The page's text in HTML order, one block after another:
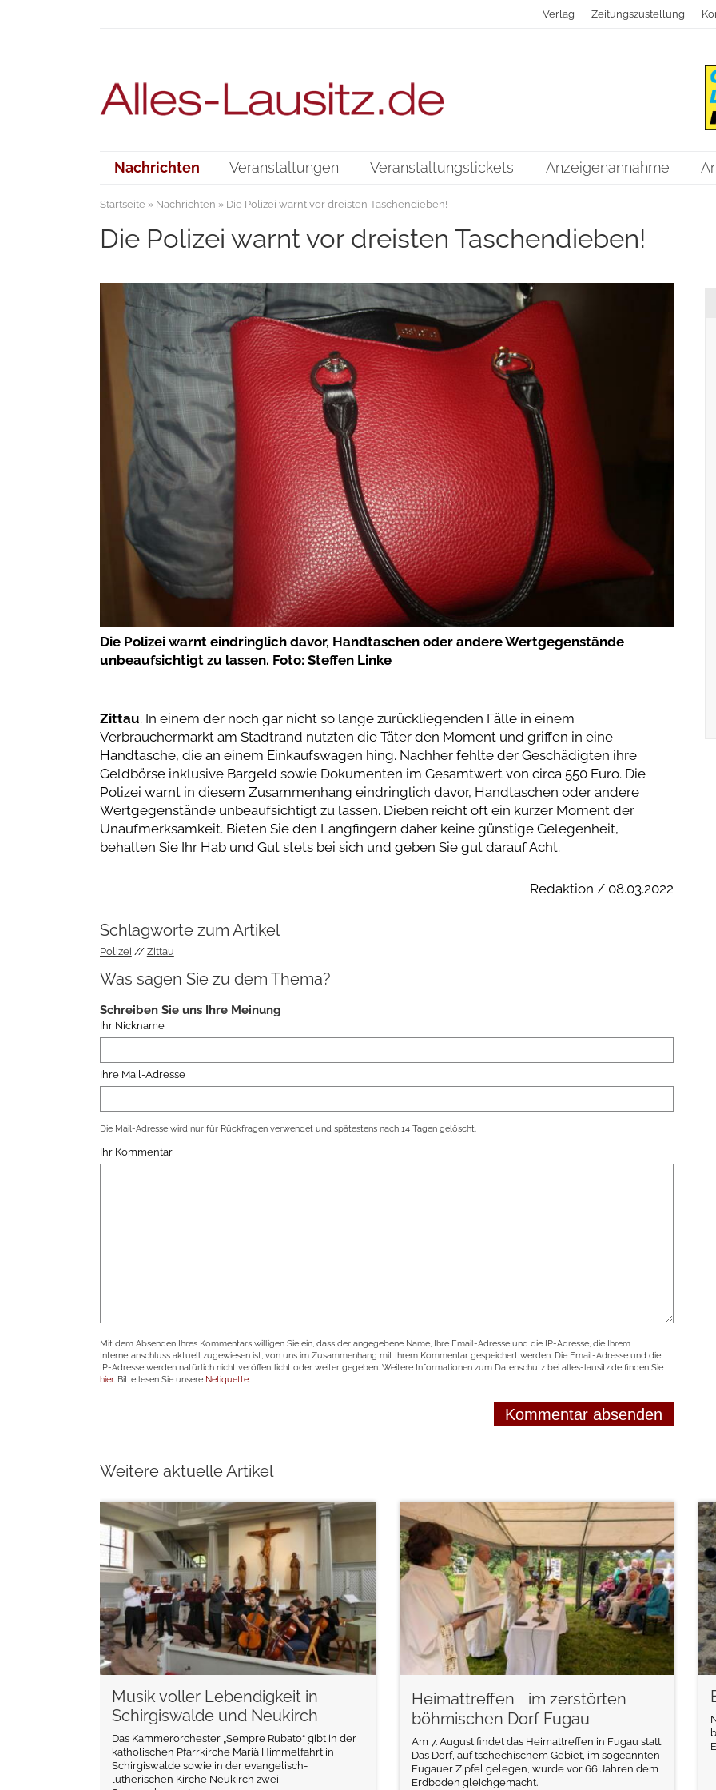
Verlag Zeitungszustellung
Nachrichten Veranstaltungen Veranstaltungstickets Anzeigenannahme
Startseite» Nachrichten » Die Polizei warnt vor dreisten Taschendieben!
Die Polizei warnt vor dreisten Taschendieben!
Die Polizei warnt eindringlich davor, Handtaschen oder andere Wertgegenstände
unbeaufsichtigt zu lassen. Foto: Steffen Linke
Zittau. In einem der noch gar nicht so lange zurückliegenden Fälle in einem
Verbrauchermarkt am Stadtrand nutzten die Täter den Moment und griffen in eine
Handtasche, die an einem Einkaufswagen hing. Nachher fehlte der Geschädigten ihre
Geldbörse inklusive Bargeld sowie Dokumenten im Gesamtwert von circa 550 Euro. Die
Polizei warnt in diesem Zusammenhang eindringlich davor, Handtaschen oder andere
Wertgegenstände unbeaufsichtigt zu lassen. Dieben reicht oft ein kurzer Moment der
Unaufmerksamkeit. Bieten Sie den Langfingern daher keine günstige Gelegenheit,
behalten Sie Ihr Hab und Gut stets bei sich und geben Sie gut darauf Acht.
Redaktion / 08.03.2022
Schlagworte zum Artikel
Polizei Zittau
Was sagen Sie zu dem Thema?
Schreiben Sie uns Ihre Meinung
Ihr Nickname
Ihre Mail-Adresse
Die Mail-Adresse wird nur für Rückfragen verwendet und spätestens nach 14 Tagen gelöscht.
Ihr Kommentar
Mit dem Absenden Ihres Kommentars willigen Sie ein, dass der angegebene Name, Ihre Email-Adresse und die IP-Adresse, die Ihrem
Internetanschluss aktuell zugewiesen ist, von uns im Zusammenhang mit Ihrem Kommentar gespeichert werden. Die Email-Adresse und die
IP-Adresse werden natürlich nicht veröffentlicht oder weiter gegeben. Weitere Informationen zum Datenschutz bei alles-lausitz.de finden Sie
hier. Bitte lesen Sie unsere Netiquette.
Weitere aktuelle Artikel
Musik voller Lebendigkeit in
Schirgiswalde und Neukirch
Das Kammerorchester „Sempre Rubato“ gibt in der
katholischen Pfarrkirche Mariä Himmelfahrt in
Schirgiswalde sowie in der evangelisch-
lutherischen Kirche Neukirch zwei
weiterlesen
Heimattreffen im zerstörten
böhmischen Dorf Fugau
Am 7. August findet das Heimattreffen in Fugau statt.
Das Dorf, auf tschechischem Gebiet, im sogeannten
Fugauer Zipfel gelegen, wurde vor 66 Jahren dem
Erdboden gleichgemacht.
weiterlesen